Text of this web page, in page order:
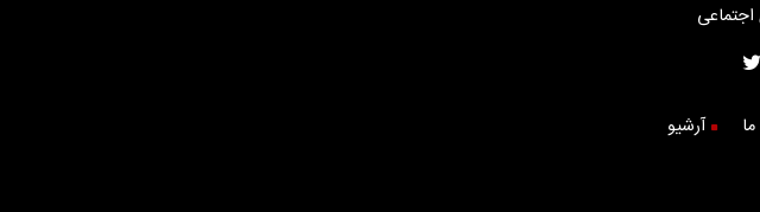
اجتماعی
آرشیو